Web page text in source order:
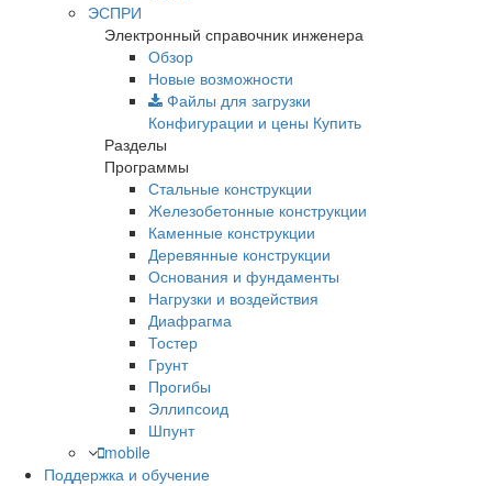
ЭСПРИ
Электронный справочник инженера
Обзор
Новые возможности
Файлы для загрузки
Конфигурации и цены Купить
Разделы
Программы
Стальные конструкции
Железобетонные конструкции
Каменные конструкции
Деревянные конструкции
Основания и фундаменты
Нагрузки и воздействия
Диафрагма
Тостер
Грунт
Прогибы
Эллипсоид
Шпунт
mobile
Поддержка и обучение